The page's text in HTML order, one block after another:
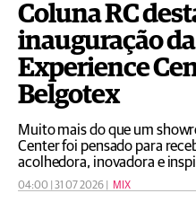
Coluna RC
inauguração da
Experience
Belgotex
Muito mais do que um
Center foi pensado para
acolhedora, inovadora e
04:00 | 31 07 2026 | MIX